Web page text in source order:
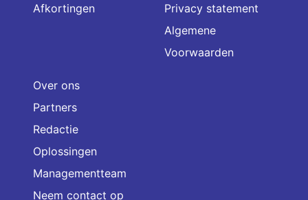
Afkortingen
Privacy statement
Algemene
Voorwaarden
Over ons
Partners
Redactie
Oplossingen
Managementteam
Neem contact op